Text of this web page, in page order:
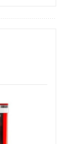
– die
echten
sich
sich
dass
Betrieb